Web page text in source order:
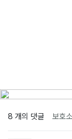
8 개의 댓글 보호